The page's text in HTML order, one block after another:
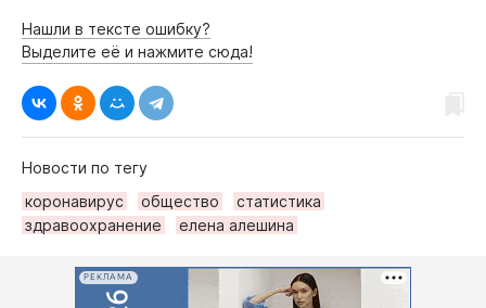
Нашли в тексте ошибку?
Выделите её и нажмите сюда!
Новости по тегу
коронавирус
общество
статистика
здравоохранение
елена алешина
РЕКЛАМА